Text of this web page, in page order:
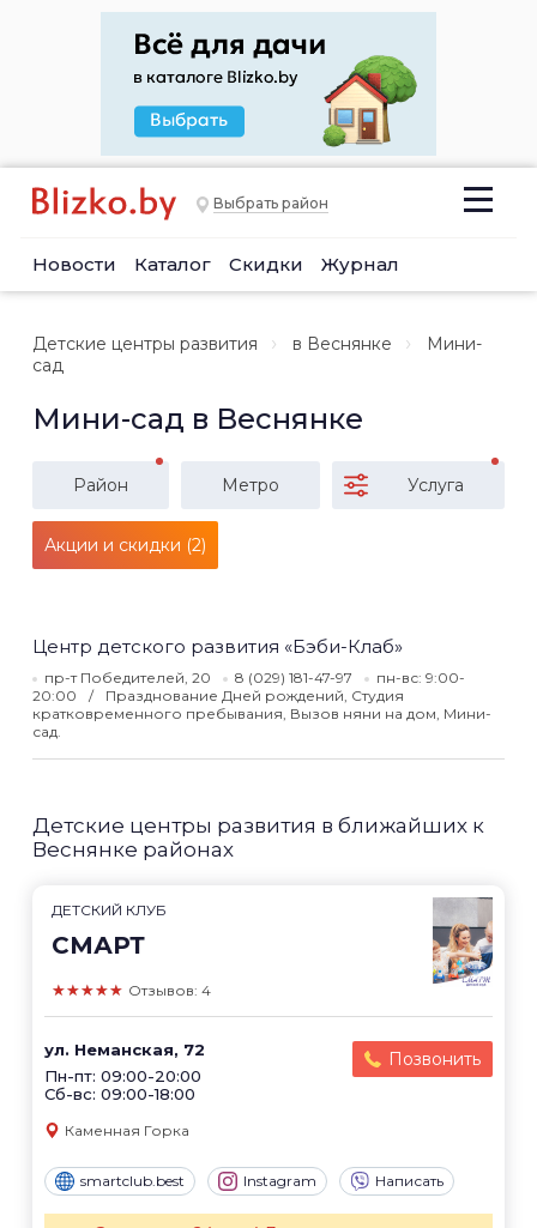
Выбрать район
Новости Каталог Скидки Журнал
Детские центры развития в Веснянке
Мини-
сад
Мини-сад в Веснянке
Район Метро Услуга
Акции и скидки (2)
Центр детского развития «Бэби-Клаб»
пр-т Победителей, 20 8 (029) 181-47-97
пн-вс: 9:00-
20:00
Празднование Дней рождений, Студия
кратковременного пребывания, Вызов няни на дом, Мини-
сад.
Детские центры развития в ближайших к
Веснянке районах
ДЕТСКИЙ КЛУБ
СМАРТ
★★★★★ Отзывов: 4
ул. Неманская, 72
Пн-пт: 09:00-20:00
Сб-вс: 09:00-18:00
Позвонить
Каменная Горка
smartclub.best Instagram Написать